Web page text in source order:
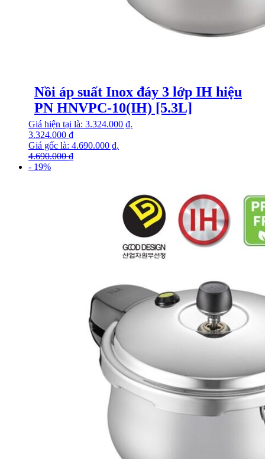
Nồi áp suất Inox đáy 3 lớp IH hiệu
PN HNVPC-10(IH) [5.3L]
4.690.000₫
Giá gốc là: 4.690.000 ₫.
3.324.000 ₫
Giá hiện tại là: 3.324.000 ₫.
- 19%